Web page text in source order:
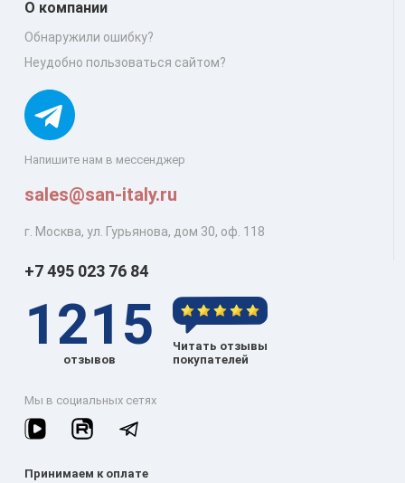
Напишите нам в мессенджер
sales@san-italy.ru
г. Москва, ул. Гурьянова, дом 30, оф. 118
О компании
Обнаружили ошибку?
Неудобно пользоваться сайтом?
+7 495 023 76 84
1215
отзывов
Читать отзывы
покупателей
Мы в социальных сетях
Принимаем к оплате